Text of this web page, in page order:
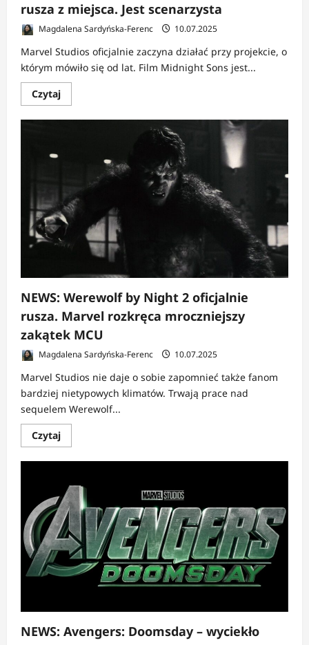
rusza z miejsca. Jest scenarzysta
Magdalena Sardyńska-Ferenc 10.07.2025
Marvel Studios oficjalnie zaczyna działać przy projekcie, o
którym mówiło się od lat. Film Midnight Sons jest...
CzytajDowiedz
się
o
Marvela
rusza
z
miejsca.
Jest
scenarzysta
NEWS: Werewolf by Night 2 oficjalnie
rusza. Marvel rozkręca mroczniejszy
zakątek MCU
Magdalena Sardyńska-Ferenc 10.07.2025
Marvel Studios nie daje o sobie zapomnieć także fanom
bardziej nietypowych klimatów. Trwają prace nad
sequelem Werewolf...
CzytajDowiedz
się
o
Werewolf
by
Night
oficjalnie
rusza.
Marvel
rozkręca
mroczniejszy
zakątek
MCU
NEWS: Avengers: Doomsday – wyciekło